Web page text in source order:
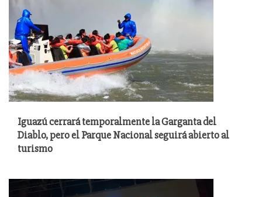
Iguazú cerrará temporalmente la Garganta del
Diablo, pero el Parque Nacional seguirá abierto al
turismo